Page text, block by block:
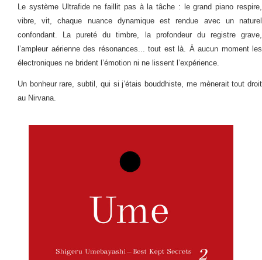
Le système Ultrafide ne faillit pas à la tâche : le grand piano respire,
vibre, vit, chaque nuance dynamique est rendue avec un naturel
confondant. La pureté du timbre, la profondeur du registre grave,
l’ampleur aérienne des résonances... tout est là. À aucun moment les
électroniques ne brident l’émotion ni ne lissent l’expérience.
Un bonheur rare, subtil, qui si j’étais bouddhiste, me mènerait tout droit
au Nirvana.